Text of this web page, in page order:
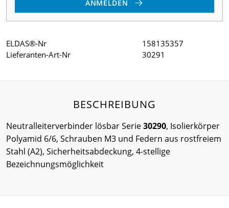
ANMELDEN
ELDAS®-Nr
158135357
Lieferanten-Art-Nr
30291
BESCHREIBUNG
Neutralleiterverbinder lösbar Serie30290, Isolierkörper
Polyamid 6/6, Schrauben M3 und Federn aus rostfreiem
Stahl (A2), Sicherheitsabdeckung, 4-stellige
Bezeichnungsmöglichkeit